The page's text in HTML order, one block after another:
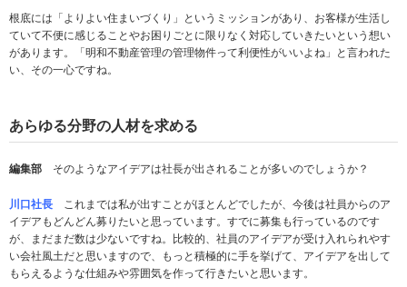
根底には「よりよい住まいづくり」というミッションがあり、お客様が生活し
ていて不便に感じることやお困りごとに限りなく対応していきたいという想い
があります。「明和不動産管理の管理物件って利便性がいいよね」と言われた
い、その一心ですね。
あらゆる分野の人材を求める
編集部 そのようなアイデアは社長が出されることが多いのでしょうか？
川口社長 これまでは私が出すことがほとんどでしたが、今後は社員からのア
イデアもどんどん募りたいと思っています。すでに募集も行っているのです
が、まだまだ数は少ないですね。比較的、社員のアイデアが受け入れられやす
い会社風土だと思いますので、もっと積極的に手を挙げて、アイデアを出して
もらえるような仕組みや雰囲気を作って行きたいと思います。